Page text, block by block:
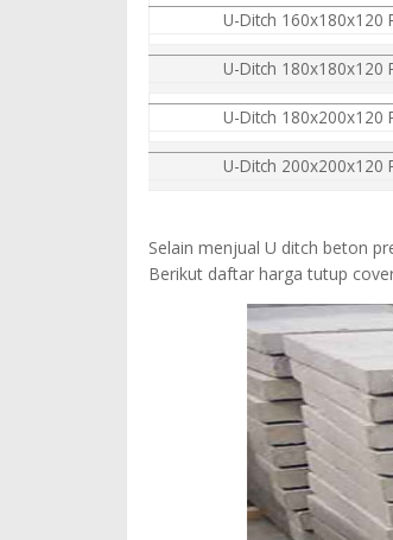
U-Ditch 160x180x120
U-Ditch 180x180x120
U-Ditch 180x200x120
U-Ditch 200x200x120
Selain menjual U ditch beton
Berikut daftar harga tutup